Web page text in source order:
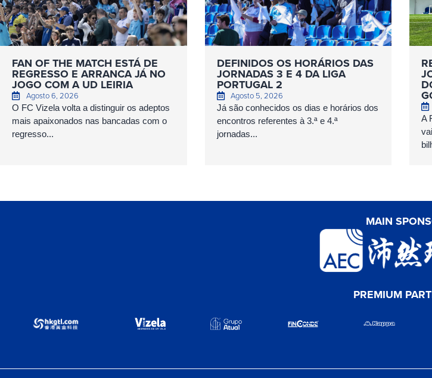
FAN OF THE MATCH ESTÁ DE
REGRESSO E ARRANCA JÁ NO
JOGO COM A UD LEIRIA
Agosto 6, 2026
O FC Vizela volta a distinguir os adeptos
mais apaixonados nas bancadas com o
regresso...
DEFINIDOS OS HORÁRIOS DAS
JORNADAS 3 E 4 DA LIGA
PORTUGAL 2
Agosto 5, 2026
Já são conhecidos os dias e horários dos
encontros referentes à 3.ª e 4.ª
jornadas...
A
MAIN
PREMIUM